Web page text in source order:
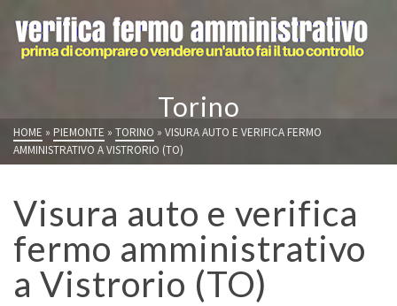
Torino
HOME » PIEMONTE » TORINO » VISURA AUTO E VERIFICA FERMO
AMMINISTRATIVO A VISTRORIO (TO)
Visura auto e verifica
fermo amministrativo
a Vistrorio (TO)